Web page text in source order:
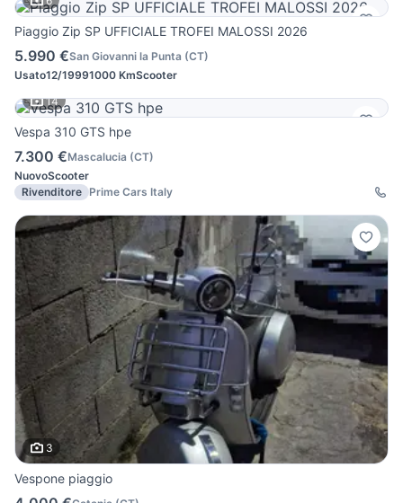
Piaggio Zip SP UFFICIALE TROFEI MALOSSI 2026
5.990 €San Giovanni la Punta (CT)
Usato12/19991000 KmScooter
14
Vespa 310 GTS hpe
7.300 €Mascalucia (CT)
NuovoScooter
Rivenditore Prime Cars Italy
3
Vespone piaggio